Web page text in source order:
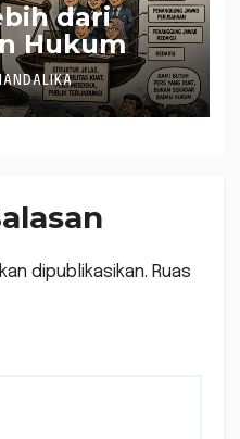
dari
Hukum
dipublikasikan. Ruas